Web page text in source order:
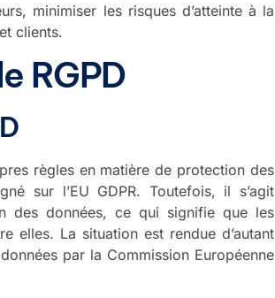
minimiser les risques d’atteinte à la
clients.
RGPD
règles en matière de protection des
sur l’EU GDPR. Toutefois, il s’agit
des données, ce qui signifie que les
elles. La situation est rendue d’autant
par la Commission Européenne